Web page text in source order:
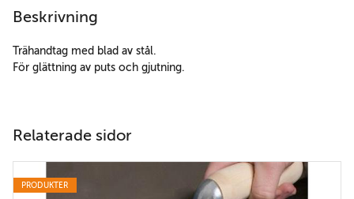
Beskrivning
Trähandtag med blad av stål.
För glättning av puts och gjutning.
Relaterade sidor
PRODUKTER